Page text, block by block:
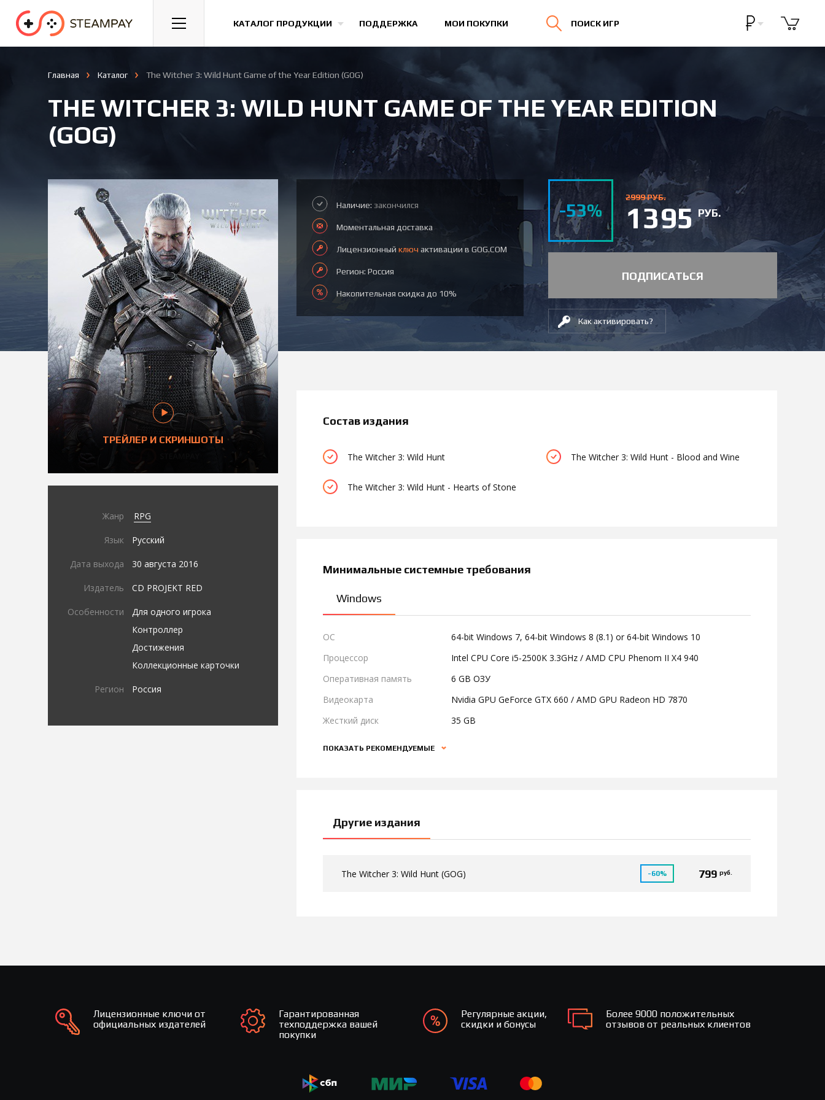
КАТАЛОГ ПРОДУКЦИИ ПОДДЕРЖКА МОИ ПОКУПКИ ПОИСК ИГР
Спорт Гонки Казуальные Все игры
Главная Каталог The Witcher 3: Wild Hunt Game of the Year Edition (GOG)
THE WITCHER 3: WILD HUNT GAME OF THE YEAR EDITION
(GOG)
ТРЕЙЛЕР И СКРИНШОТЫ
Жанр RPG
Язык Русский
Дата выхода 30 августа 2016
Издатель CD PROJEKT RED
Особенности
Для одного игрока
Контроллер
Достижения
Коллекционные карточки
Регион Россия
Наличие: закончился
Моментальная доставка
Лицензионный ключ активации в GOG.COM
Регион: Россия
Накопительная скидка до 10%
-53%
2999 РУБ.
1395РУБ.
ПОДПИСАТЬСЯ
Как активировать?
Состав издания
The Witcher 3: Wild Hunt The Witcher 3: Wild Hunt - Blood and Wine
The Witcher 3: Wild Hunt - Hearts of Stone
Минимальные системные требования
Windows
ОС
64-bit Windows 7, 64-bit Windows 8 (8.1) or 64-bit Windows 10
Процессор
Intel CPU Core i5-2500K 3.3GHz / AMD CPU Phenom II X4 940
Оперативная память
6 GB ОЗУ
Видеокарта
Nvidia GPU GeForce GTX 660 / AMD GPU Radeon HD 7870
Жесткий диск
35 GB
ПОКАЗАТЬ РЕКОМЕНДУЕМЫЕ
Другие издания
The Witcher 3: Wild Hunt (GOG) -60% 799 руб.
Лицензионные ключи от
официальных издателей
Гарантированная
техподдержка вашей
покупки
Регулярные акции,
скидки и бонусы
Более 9000 положительных
отзывов от реальных клиентов